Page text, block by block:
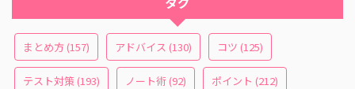
まとめ方(157) アドバイス (130) コツ (125)
テスト対策(193) ノート術(92) ポイント (212)